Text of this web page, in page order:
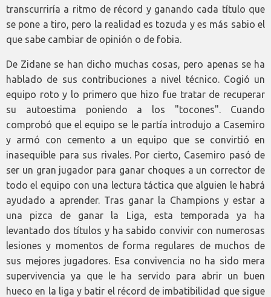
transcurriría a ritmo de récord y ganando cada título que
se pone a tiro, pero la realidad es tozuda y es más sabio el
que sabe cambiar de opinión o de fobia.
De Zidane se han dicho muchas cosas, pero apenas se ha
hablado de sus contribuciones a nivel técnico. Cogió un
equipo roto y lo primero que hizo fue tratar de recuperar
su autoestima poniendo a los "tocones". Cuando
comprobó que el equipo se le partía introdujo a Casemiro
y armó con cemento a un equipo que se convirtió en
inasequible para sus rivales. Por cierto, Casemiro pasó de
ser un gran jugador para ganar choques a un corrector de
todo el equipo con una lectura táctica que alguien le habrá
ayudado a aprender. Tras ganar la Champions y estar a
una pizca de ganar la Liga, esta temporada ya ha
levantado dos títulos y ha sabido convivir con numerosas
lesiones y momentos de forma regulares de muchos de
sus mejores jugadores. Esa convivencia no ha sido mera
supervivencia ya que le ha servido para abrir un buen
hueco en la liga y batir el récord de imbatibilidad que sigue